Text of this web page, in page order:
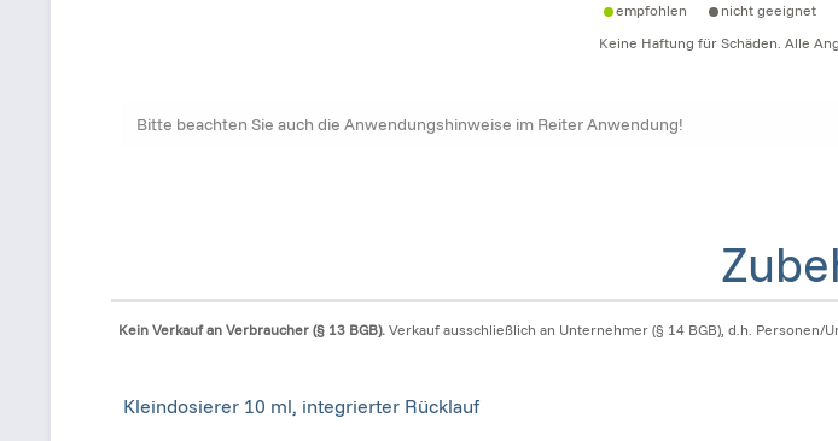
empfohlen
nicht geeignet
Keine Haftung für Schäden. Alle
Bitte beachten Sie auch die Anwendungshinweise im Reiter Anwendung!
Kein Verkauf an Verbraucher (§ 13 BGB). Verkauf ausschließlich an Unternehmer (§ 14 BGB), d.h.
Kleindosierer 10 ml, integrierter Rücklauf